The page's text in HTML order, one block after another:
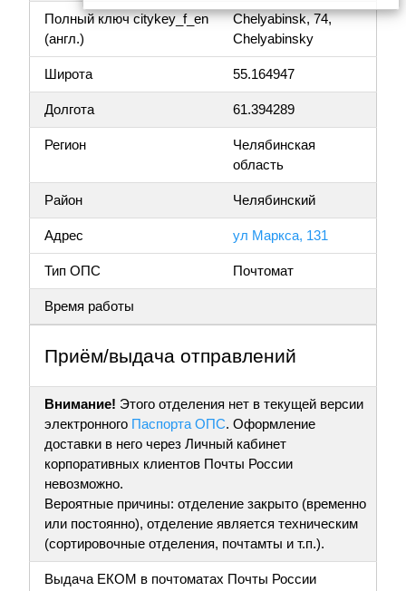
Полный ключ citykey_f_en
(англ.)
Chelyabinsk, 74,
Chelyabinsky
Широта 55.164947
Долгота 61.394289
Регион
Челябинская
область
Район Челябинский
Адрес ул Маркса, 131
Тип ОПС Почтомат
Время работы
Приём/выдача отправлений
Внимание! Этого отделения нет в текущей версии
электронного Паспорта ОПС. Оформление
доставки в него через Личный кабинет
корпоративных клиентов Почты России
невозможно.
Вероятные причины: отделение закрыто (временно
или постоянно), отделение является техническим
(сортировочные отделения, почтамты и т.п.).
Выдача ЕКОМ в почтоматах Почты России